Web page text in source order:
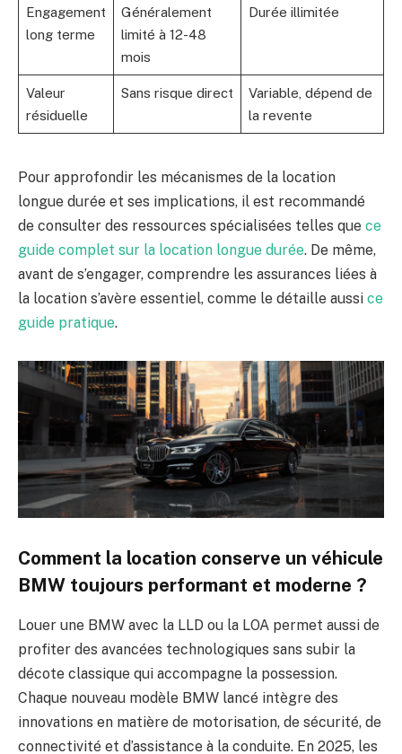
Engagement
long terme
Généralement
limité à 12-48
mois
Durée illimitée
Valeur
résiduelle
Sans risque direct
Variable, dépend de
la revente
Pour approfondir les mécanismes de la location
longue durée et ses implications, il est recommandé
de consulter des ressources spécialisées telles que ce
guide complet sur la location longue durée. De même,
avant de s’engager, comprendre les assurances liées à
la location s’avère essentiel, comme le détaille aussi ce
guide pratique.
Comment la location conserve un véhicule
BMW toujours performant et moderne ?
Louer une BMW avec la LLD ou la LOA permet aussi de
profiter des avancées technologiques sans subir la
décote classique qui accompagne la possession.
Chaque nouveau modèle BMW lancé intègre des
innovations en matière de motorisation, de sécurité, de
connectivité et d’assistance à la conduite. En 2025, les